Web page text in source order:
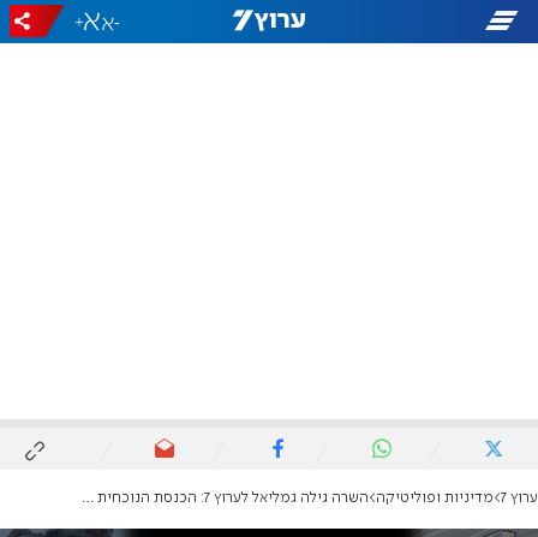
-
+
ערוץ 7 מדיניות ופוליטיקה השרה גילה גמליאל לערוץ 7: הכנסת הנוכחית - מהחלשות בתולדות המדינה, נחזק אותה